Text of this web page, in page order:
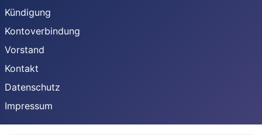
Kündigung
Kontoverbindung
Vorstand
Kontakt
Datenschutz
Impressum